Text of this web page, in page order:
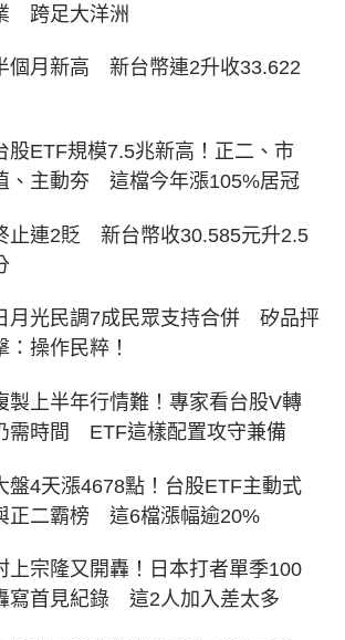
跨足大洋洲
個月新高 新台幣連2升收33.622
股ETF規模7.5兆新高！正二、市
、主動夯 這檔今年漲105%居冠
止連2貶 新台幣收30.585元升2.5
月光民調7成民眾支持合併 矽品抨
：操作民粹！
製上半年行情難！專家看台股V轉
需時間 ETF這樣配置攻守兼備
盤4天漲4678點！台股ETF主動式
正二霸榜 這6檔漲幅逾20%
上宗隆又開轟！日本打者單季100
寫首見紀錄 這2人加入差太多